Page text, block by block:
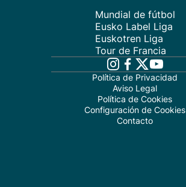
Mundial de fútbol
Eusko Label Liga
Euskotren Liga
Tour de Francia
Política de Privacidad
Aviso Legal
Política de Cookies
Configuración de Cookies
Contacto